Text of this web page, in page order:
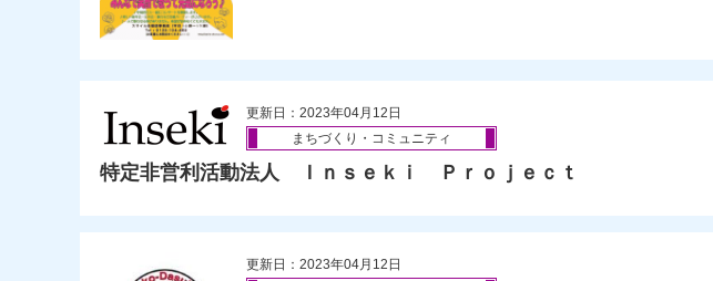
更新日：2023年04月12日
まちづくり・コミュニティ
特定非営利活動法人 Ｉｎｓｅｋｉ Ｐｒｏｊｅｃｔ
更新日：2023年04月12日